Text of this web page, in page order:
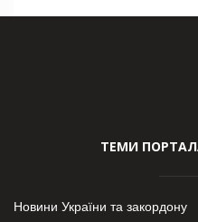
ТЕМИ ПОРТАЛА
Новини України та закордону